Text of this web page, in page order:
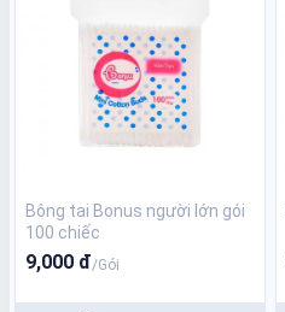
Bông tai Bonus người lớn gói
100 chiếc
9,000 đ/Gói